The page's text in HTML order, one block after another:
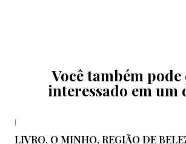
Você também pode
interessado em um
|
LIVRO, O MINHO, REGIÃO DE